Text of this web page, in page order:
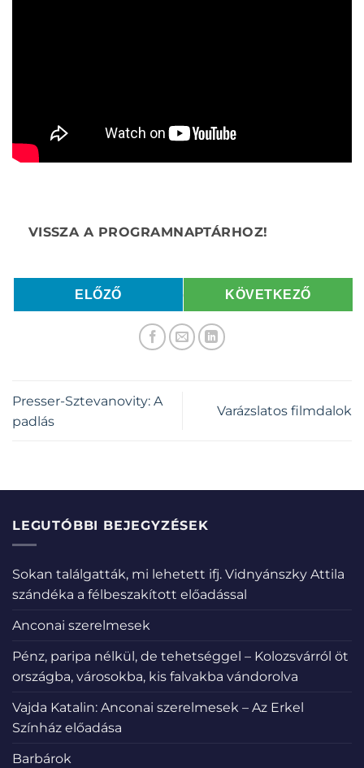
ELŐZŐ KÖVETKEZŐ
Presser-Sztevanovity: A
padlás
Varázslatos filmdalok
LEGUTÓBBI BEJEGYZÉSEK
Sokan találgatták, mi lehetett ifj. Vidnyánszky Attila
szándéka a félbeszakított előadással
Anconai szerelmesek
Pénz, paripa nélkül, de tehetséggel – Kolozsvárról öt
országba, városokba, kis falvakba vándorolva
Vajda Katalin: Anconai szerelmesek – Az Erkel
Színház előadása
Barbárok